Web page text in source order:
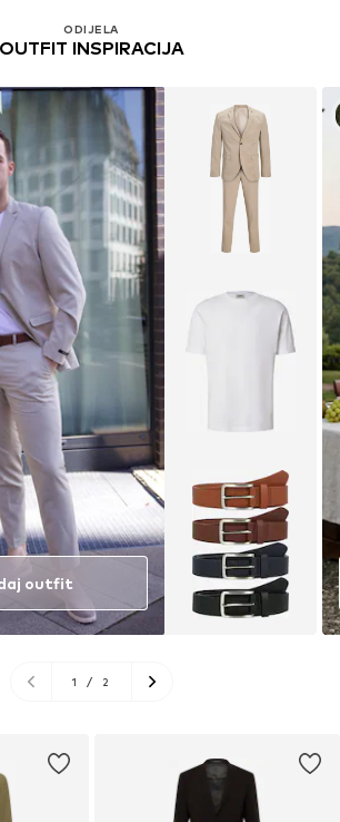
ODIJELA
OUTFIT INSPIRACIJA
outfit
1 / 2